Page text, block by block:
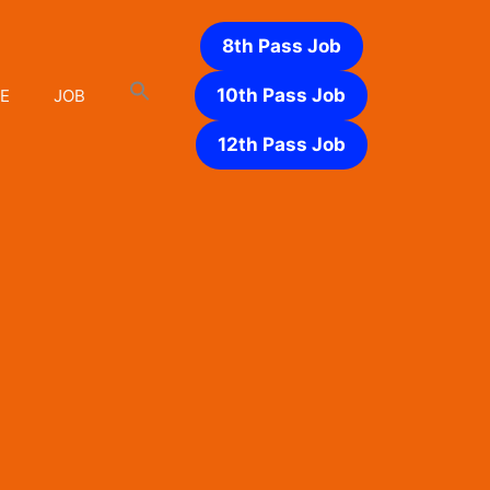
JOB
8th Pass Job
10th Pass Job
12th Pass Job